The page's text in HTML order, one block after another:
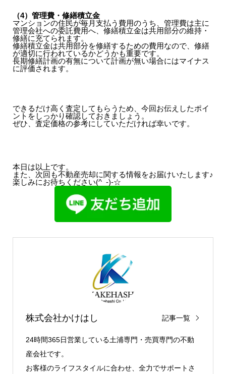
（4）管理費・修繕積立金
マンションの住民が毎月支払う費用のうち、管理費は主に
管理会社への委託費用へ、修繕積立金は共用部分の維持・
修繕に充てられます。
修繕積立金は共用部分を修繕するための費用なので、修繕
が適切に行われているかどうかも重要です。
長期修繕計画の有無について計画が無い場合にはマイナス
に評価されます。
できるだけ高く査定してもらうため、今回お伝えしたポイ
ントをしっかり確認しておきましょう。
ぜひ、査定価格の参考にしていただければ幸いです。
本日は以上です。
また、次回も不動産売却に関する情報をお届けいたします♪
楽しみにお待ちください(^_-)-☆
株式会社かけはし 記事一覧
24時間365日営業している土浦専門・売買専門の不動
産会社です。
お客様のライフスタイルに合わせ、全力でサポートさ